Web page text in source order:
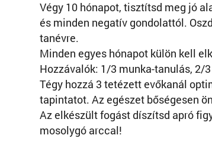
Végy 10 hónapot, tisztítsd meg jó
és minden negatív gondolattól.
tanévre.
Minden egyes hónapot külön kell
Hozzávalók: 1/3 munka-tanulás, 2/
Tégy hozzá 3 tetézett evőkanál
tapintatot. Az egészet bőségesen
Az elkészült fogást díszítsd apró
mosolygó arccal!